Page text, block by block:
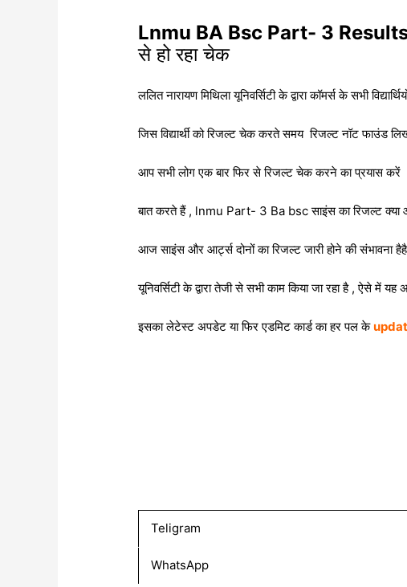
Lnmu BA Bsc Part- 3
से हो रहा चेक
ललित नारायण मिथिला यूनिवर्सिटी के द्वारा कॉमर्स के सभी
जिस विद्यार्थी को रिजल्ट चेक करते समय रिजल्ट नॉट फाउंड
आप सभी लोग एक बार फिर से रिजल्ट चेक करने का प्रयास
बात करते हैं , lnmu Part- 3 Ba bsc साइंस का रिजल्ट क्या आज
आज साइंस और आर्ट्स दोनों का रिजल्ट जारी होने की संभावना
यूनिवर्सिटी के द्वारा तेजी से सभी काम किया जा रहा है , ऐसे में
इसका लेटेस्ट अपडेट या फिर एडमिट कार्ड का हर पल के
Teligram
WhatsApp